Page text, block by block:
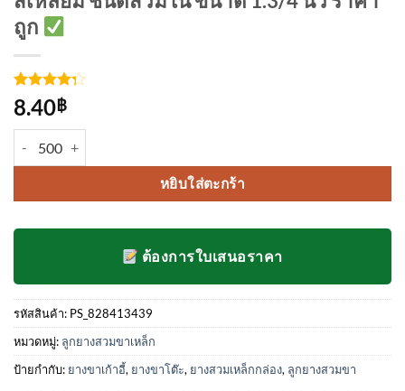
ถูก
ให้
คะแนน
4.25จาก
5 คะแนน
เต็มบน
4
ของ
8.40฿
หยิบใส่ตะกร้า
ต้องการใบเสนอราคา
รหัสสินค้า: PS_828413439
หมวดหมู่: ลูกยางสวมขาเหล็ก
ป้ายกำกับ: ยางขาเก้าอี้, ยางขาโต๊ะ, ยางสวมเหล็กกล่อง, ลูกยางสวมขา